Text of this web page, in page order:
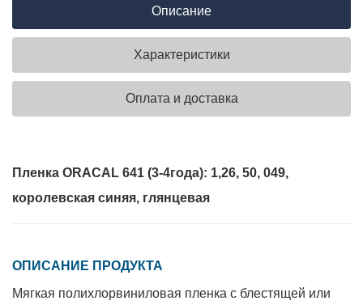
Описание
Характеристики
Оплата и доставка
Пленка ORACAL 641 (3-4года): 1,26, 50, 049,
королевская синяя, глянцевая
ОПИСАНИЕ ПРОДУКТА
Мягкая полихлорвиниловая пленка с блестящей или